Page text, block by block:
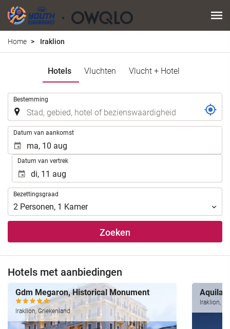
Home Iraklion
Hotels Vluchten Vlucht + Hotel
Bestemming
Datum van aankomst
Datum van vertrek
Bezettingsgraad
Bezettingsgraad
2 Personen, 1 Kamer
Zoeken
Hotels met aanbiedingen
Gdm Megaron, Historical Monument
Iraklion, Griekenland
Aquila
Iraklion,